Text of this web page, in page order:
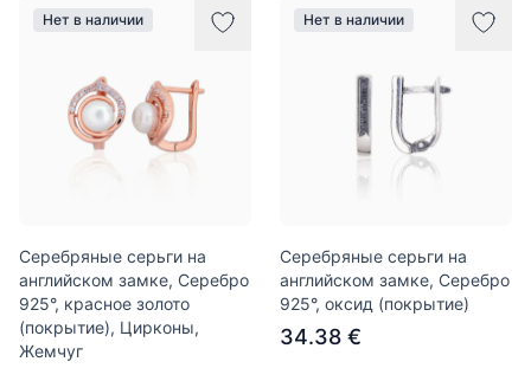
Нет в наличии
Серебряные серьги на
английском замке, Серебро
925°, красное золото
(покрытие), Цирконы,
Жемчуг
Нет в наличии
Серебряные серьги на
английском замке, Серебро
925°, оксид (покрытие)
34.38 €